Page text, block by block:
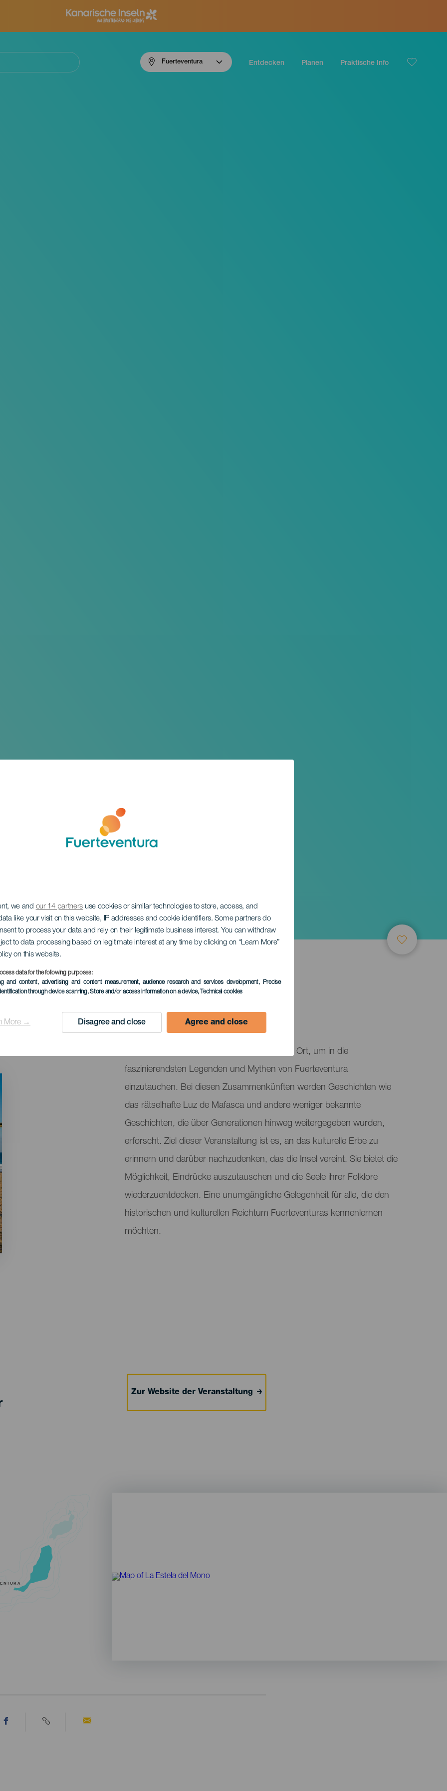
we and our 14 partners use cookies or similar technologies to store, access, and
like your visit on this website, IP addresses and cookie identifiers. Some partners do
to process your data and rely on their legitimate business interest. You can withdraw
to data processing based on legitimate interest at any time by clicking on “Learn More”
on this website.
data for the following purposes:
and content, advertising and content measurement, audience research and services development, Precise
through device scanning, Store and/or access information on a device, Technical cookies
More → Disagree and close Agree and close
Fuerteventura Entdecken Planen Praktische Info
Mono
VERGANGENE VERANSTALTUNG
22 bis 23 November
Localidad
Puerto del Rosario
del
evento
La Estela del Mono bietet einen einzigartigen Ort, um in die
faszinierendsten Legenden und Mythen von Fuerteventura
einzutauchen. Bei diesen Zusammenkünften werden Geschichten wie
das rätselhafte Luz de Mafasca und andere weniger bekannte
Geschichten, die über Generationen hinweg weitergegeben wurden,
erforscht. Ziel dieser Veranstaltung ist es, an das kulturelle Erbe zu
erinnern und darüber nachzudenken, das die Insel vereint. Sie bietet die
Möglichkeit, Eindrücke auszutauschen und die Seele ihrer Folklore
wiederzuentdecken. Eine unumgängliche Gelegenheit für alle, die den
historischen und kulturellen Reichtum Fuerteventuras kennenlernen
möchten.
Zur Website der Veranstaltung